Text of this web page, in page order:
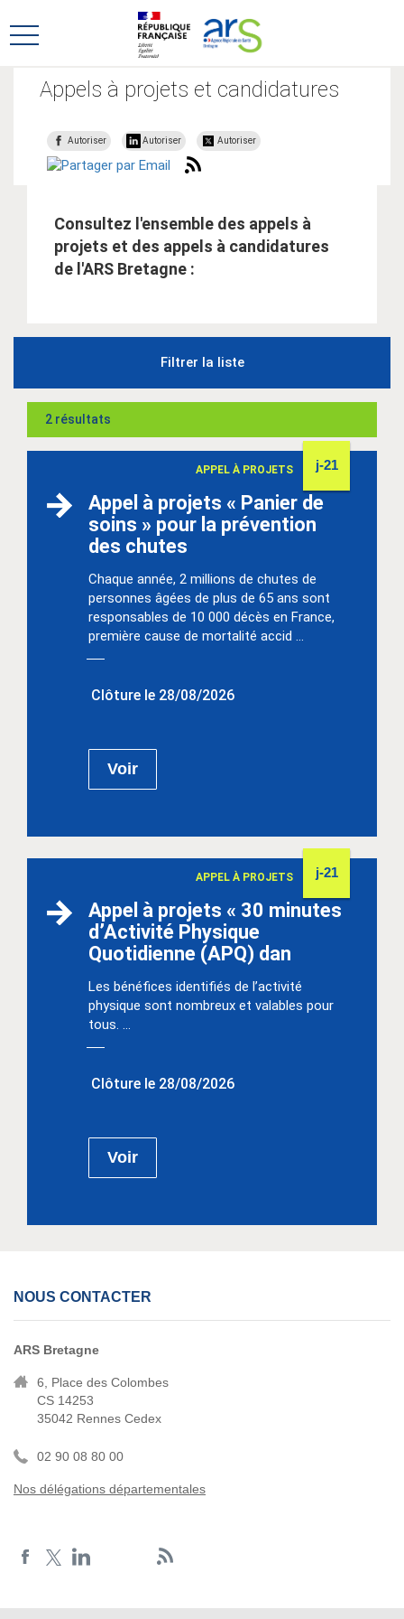
au
menu
au
contenu
Ouvrir
menu
principal
Appels à projets et candidatures
Autoriser Autoriser Autoriser
Consultez l'ensemble des appels à
projets et des appels à candidatures
de l'ARS Bretagne :
Filtrer la liste
2 résultats
Appel à projets « Panier de
soins » pour la prévention
des chutes
APPEL À PROJETS j-21
Chaque année, 2 millions de chutes de
personnes âgées de plus de 65 ans sont
responsables de 10 000 décès en France,
première cause de mortalité accid ...
Clôture le 28/08/2026
Voir
Appel à projets « 30 minutes
d’Activité Physique
Quotidienne (APQ) dan
APPEL À PROJETS j-21
Les bénéfices identifiés de l’activité
physique sont nombreux et valables pour
tous. ...
Clôture le 28/08/2026
Voir
NOUS CONTACTER
ARS Bretagne
6, Place des Colombes
CS 14253
35042 Rennes Cedex
02 90 08 80 00
Nos délégations départementales